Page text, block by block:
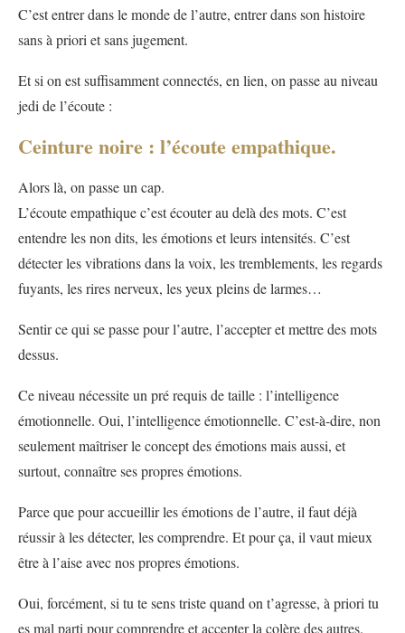
C’est entrer dans le monde de l’autre, entrer dans son histoire
sans à priori et sans jugement.
Et si on est suffisamment connectés, en lien, on passe au niveau
jedi de l’écoute :
Ceinture noire : l’écoute empathique.
Alors là, on passe un cap.
L’écoute empathique c’est écouter au delà des mots. C’est
entendre les non dits, les émotions et leurs intensités. C’est
détecter les vibrations dans la voix, les tremblements, les regards
fuyants, les rires nerveux, les yeux pleins de larmes…
Sentir ce qui se passe pour l’autre, l’accepter et mettre des mots
dessus.
Ce niveau nécessite un pré requis de taille : l’intelligence
émotionnelle. Oui, l’intelligence émotionnelle. C’est-à-dire, non
seulement maîtriser le concept des émotions mais aussi, et
surtout, connaître ses propres émotions.
Parce que pour accueillir les émotions de l’autre, il faut déjà
réussir à les détecter, les comprendre. Et pour ça, il vaut mieux
être à l’aise avec nos propres émotions.
Oui, forcément, si tu te sens triste quand on t’agresse, à priori tu
es mal parti pour comprendre et accepter la colère des autres.